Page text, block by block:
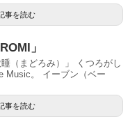
事を読む
」
（まどろみ）」 くつろがし
Music。 イーブン（ベー
事を読む